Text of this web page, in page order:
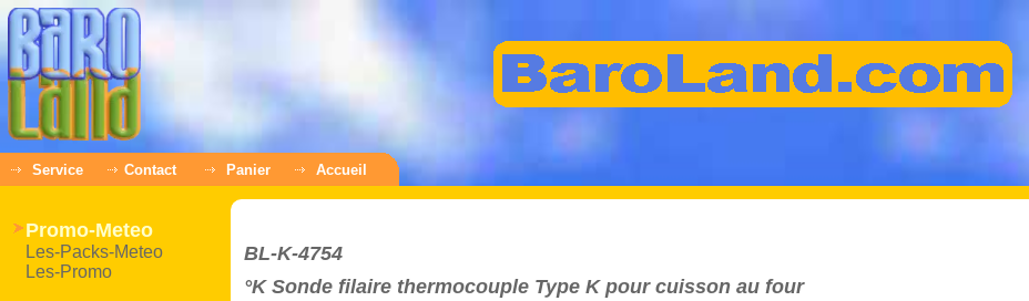
Service Contact Panier Accueil
Promo-Meteo
Les-Packs-Meteo
Les-Promo
BL-K-4754
°K Sonde filaire thermocouple Type K pour cuisson au four